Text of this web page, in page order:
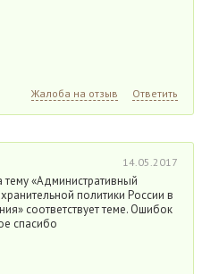
Жалоба на отзыв Ответить
14.05.2017
«Административный
политики России в
соответствует теме. Ошибок
спасибо